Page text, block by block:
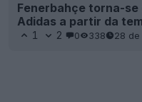
Fenerbahçe torna-se
Adidas a partir da
1 2 0 338 28 de